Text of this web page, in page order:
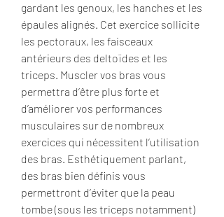
gardant les genoux, les hanches et les
épaules alignés. Cet exercice sollicite
les pectoraux, les faisceaux
antérieurs des deltoïdes et les
triceps. Muscler vos bras vous
permettra d’être plus forte et
d’améliorer vos performances
musculaires sur de nombreux
exercices qui nécessitent l’utilisation
des bras. Esthétiquement parlant,
des bras bien définis vous
permettront d’éviter que la peau
tombe (sous les triceps notamment)